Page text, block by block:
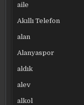
aile
Akıllı Telefon
alan
Alanyaspor
aldık
alev
alkol